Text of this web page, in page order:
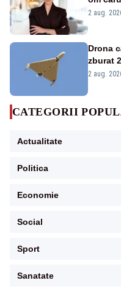
2 aug.
Drona
zburat
2 aug.
CATEGORII
Actualitate
Politica
Economie
Social
Sport
Sanatate